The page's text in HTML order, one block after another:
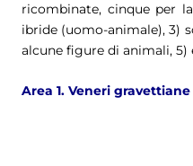
ricombinate, cinque per
ibride (uomo-animale),3)
alcune figure di animali,5)
Area 1. Veneri